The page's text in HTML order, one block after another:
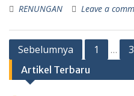
RENUNGAN Leave a
Paginasi
pos
Sebelumnya 1 … 3
Artikel Terbaru